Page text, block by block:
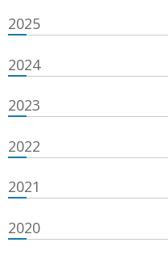
2025
2024
2023
2022
2021
2020